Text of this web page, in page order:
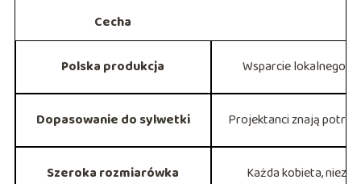
Cecha
Polska produkcja Wsparcie lokalnego
Dopasowanie do sylwetki Projektanci znają
Szeroka rozmiarówka Każda kobieta,